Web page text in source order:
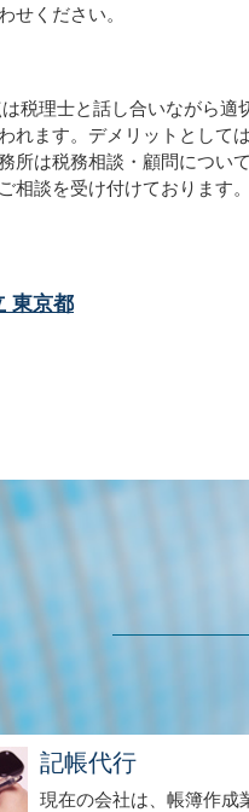
せください。
税理士と話し合いながら適
れます。デメリットとして
所は税務相談・顧問について
相談を受け付けております
東京都
記帳代行
現在の会社は、帳簿作成